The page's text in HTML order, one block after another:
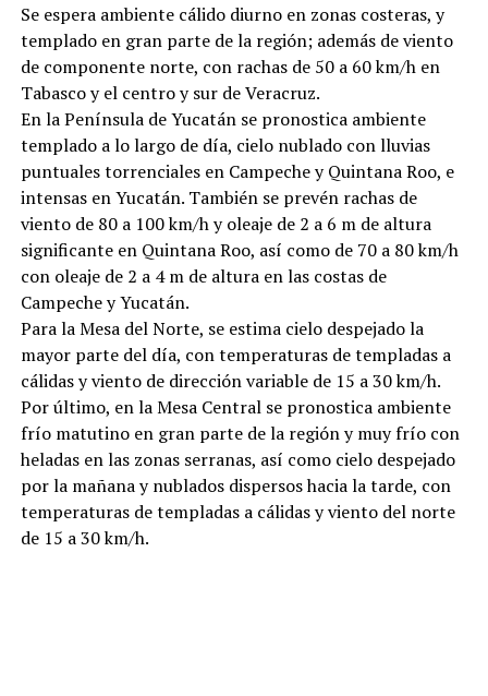
Se espera ambiente cálido diurno en zonas costeras, y
templado en gran parte de la región; además de viento
de componente norte, con rachas de 50 a 60 km/h en
Tabasco y el centro y sur de Veracruz.
En la Península de Yucatán se pronostica ambiente
templado a lo largo de día, cielo nublado con lluvias
puntuales torrenciales en Campeche y Quintana Roo, e
intensas en Yucatán. También se prevén rachas de
viento de 80 a 100 km/h y oleaje de 2 a 6 m de altura
significante en Quintana Roo, así como de 70 a 80 km/h
con oleaje de 2 a 4 m de altura en las costas de
Campeche y Yucatán.
Para la Mesa del Norte, se estima cielo despejado la
mayor parte del día, con temperaturas de templadas a
cálidas y viento de dirección variable de 15 a 30 km/h.
Por último, en la Mesa Central se pronostica ambiente
frío matutino en gran parte de la región y muy frío con
heladas en las zonas serranas, así como cielo despejado
por la mañana y nublados dispersos hacia la tarde, con
temperaturas de templadas a cálidas y viento del norte
de 15 a 30 km/h.